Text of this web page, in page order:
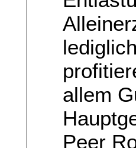
allem
Peer